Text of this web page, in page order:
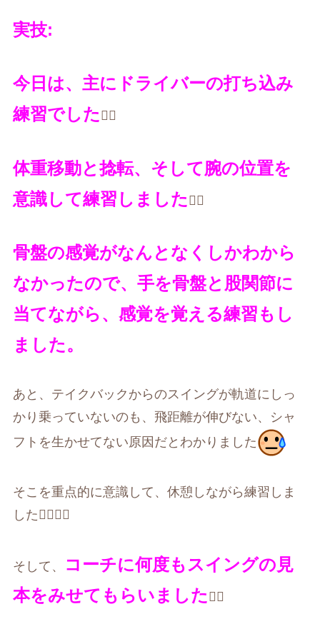
実技:
今日は、主にドライバーの打ち込み
練習でした 🏌️‍♀️
体重移動と捻転、そして腕の位置を
意識して練習しました 🏌️‍♀️
骨盤の感覚がなんとなくしかわから
なかったので、手を骨盤と股関節に
当てながら、感覚を覚える練習もし
ました。
あと、テイクバックからのスイングが軌道にしっ
かり乗っていないのも、飛距離が伸びない、シャ
フトを生かせてない原因だとわかりました
そこを重点的に意識して、休憩しながら練習しま
した🏌️‍♀️🏌️‍♀️
そして、
コーチに何度もスイングの見
本をみせてもらいました 🏌️‍♀️